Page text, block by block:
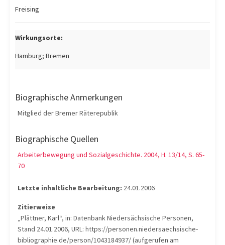
Freising
Wirkungsorte:
Hamburg; Bremen
Biographische Anmerkungen
Mitglied der Bremer Räterepublik
Biographische Quellen
Arbeiterbewegung und Sozialgeschichte. 2004, H. 13/14, S. 65-
70
Letzte inhaltliche Bearbeitung: 24.01.2006
Zitierweise
„Plättner, Karl“, in: Datenbank Niedersächsische Personen,
Stand 24.01.2006, URL: https://personen.niedersaechsische-
bibliographie.de/person/1043184937/ (aufgerufen am